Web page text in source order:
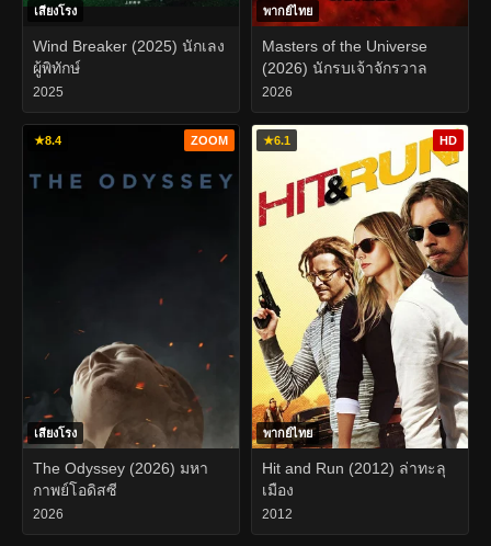
เสียงโรง
Wind Breaker (2025) นักเลง
ผู้พิทักษ์
2025
พากย์ไทย
Masters of the Universe
(2026) นักรบเจ้าจักรวาล
2026
★8.4 ZOOM
เสียงโรง
The Odyssey (2026) มหา
กาพย์โอดิสซี
2026
★6.1 HD
พากย์ไทย
Hit and Run (2012) ล่าทะลุ
เมือง
2012